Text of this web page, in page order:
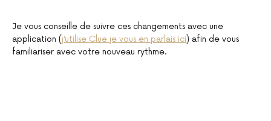
Je vous conseille de suivre ces changements avec une
application (j’utilise Clue je vous en parlais ici) afin de vous
familiariser avec votre nouveau rythme.